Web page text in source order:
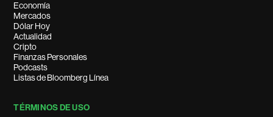
Economía
Mercados
Dólar Hoy
Actualidad
Cripto
Finanzas Personales
Podcasts
Listas de Bloomberg Línea
TÉRMINOS DE USO